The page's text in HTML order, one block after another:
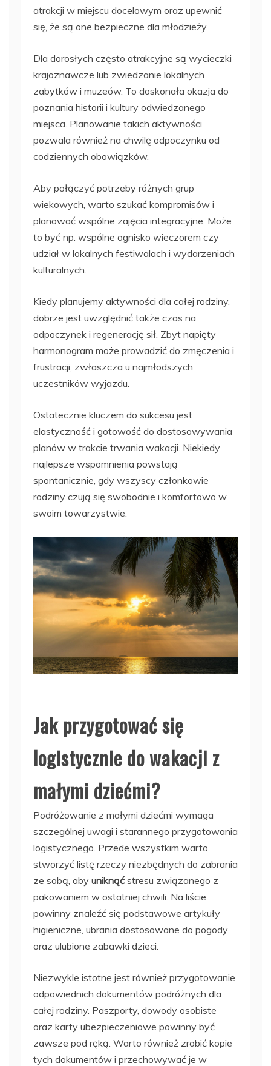
atrakcji w miejscu docelowym oraz upewnić
się, że są one bezpieczne dla młodzieży.
Dla dorosłych często atrakcyjne są wycieczki
krajoznawcze lub zwiedzanie lokalnych
zabytków i muzeów. To doskonała okazja do
poznania historii i kultury odwiedzanego
miejsca. Planowanie takich aktywności
pozwala również na chwilę odpoczynku od
codziennych obowiązków.
Aby połączyć potrzeby różnych grup
wiekowych, warto szukać kompromisów i
planować wspólne zajęcia integracyjne. Może
to być np. wspólne ognisko wieczorem czy
udział w lokalnych festiwalach i wydarzeniach
kulturalnych.
Kiedy planujemy aktywności dla całej rodziny,
dobrze jest uwzględnić także czas na
odpoczynek i regenerację sił. Zbyt napięty
harmonogram może prowadzić do zmęczenia i
frustracji, zwłaszcza u najmłodszych
uczestników wyjazdu.
Ostatecznie kluczem do sukcesu jest
elastyczność i gotowość do dostosowywania
planów w trakcie trwania wakacji. Niekiedy
najlepsze wspomnienia powstają
spontanicznie, gdy wszyscy członkowie
rodziny czują się swobodnie i komfortowo w
swoim towarzystwie.
Jak przygotować się
logistycznie do wakacji z
małymi dziećmi?
Podróżowanie z małymi dziećmi wymaga
szczególnej uwagi i starannego przygotowania
logistycznego. Przede wszystkim warto
stworzyć listę rzeczy niezbędnych do zabrania
ze sobą, aby uniknąć stresu związanego z
pakowaniem w ostatniej chwili. Na liście
powinny znaleźć się podstawowe artykuły
higieniczne, ubrania dostosowane do pogody
oraz ulubione zabawki dzieci.
Niezwykle istotne jest również przygotowanie
odpowiednich dokumentów podróżnych dla
całej rodziny. Paszporty, dowody osobiste
oraz karty ubezpieczeniowe powinny być
zawsze pod ręką. Warto również zrobić kopie
tych dokumentów i przechowywać je w